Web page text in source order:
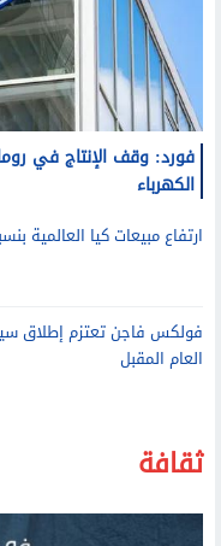
فورد: وقف الإنتاج في
الكهرباء
ارتفاع مبيعات كيا العالمية بنسبة 13.4% خلال يوليو
فولكس فاجن تعتزم إطلاق
ثقافة